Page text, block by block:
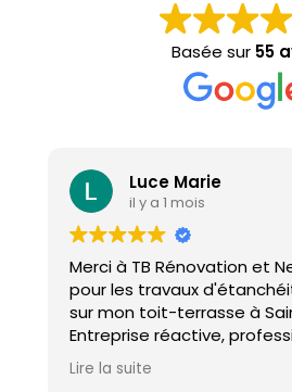
Basée sur 55
Luce Marie
il y a 1 mois
Merci à TB Rénovation et
pour les travaux
sur mon toit-terrasse à
Entreprise réactive,
agréable. Le travail a été
soin et dans les délais. Je
Lire la suite